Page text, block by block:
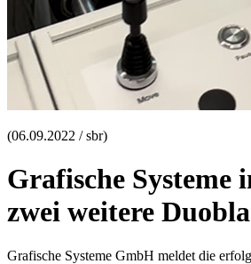
(06.09.2022 / sbr)
Grafische Systeme
zwei weitere
Grafische Systeme GmbH meldet die